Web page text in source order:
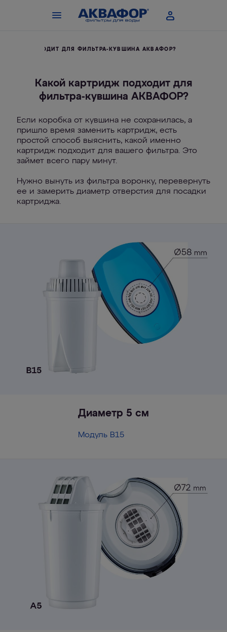
ПОДХОДИТ ДЛЯ ФИЛЬТРА-КУВШИНА АКВАФОР?
Какой картридж подходит для
фильтра-кувшина АКВАФОР?
Если коробка от кувшина не сохранилась, а
пришло время заменить картридж, есть
простой способ выяснить, какой именно
картридж подходит для вашего фильтра. Это
займет всего пару минут.
Нужно вынуть из фильтра воронку, перевернуть
ее и замерить диаметр отверстия для посадки
картриджа.
Диаметр 5 см
Модуль В15